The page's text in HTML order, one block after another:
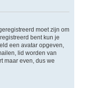
moet zijn om
bent kun je
een avatar opgeven,
lid worden van
maar even, dus we